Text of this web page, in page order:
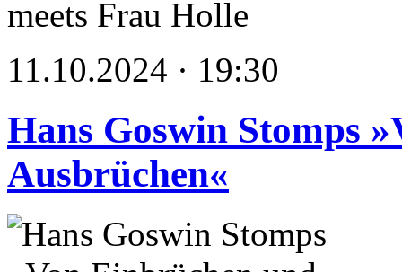
meets Frau Holle
11.10.2024 · 19:30
Hans Goswin Stomps
Ausbrüchen«